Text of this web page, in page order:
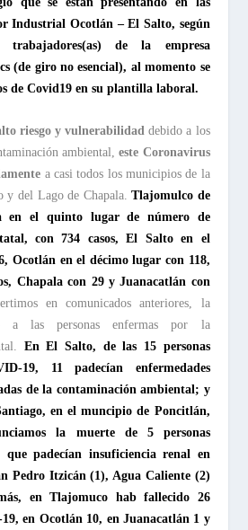
Industrial Ocotlán – El Salto, según
trabajadores(as) de la empresa
(de giro no esencial), al momento se
de Covid19 en su plantilla laboral.
riesgo y vulnerabilidaddebido a los
ambiental,este Coronavirus
a casi todos los municipios de la
y del Lago de Chapala.Tlajomulco de
en el quinto lugar de número de
con 734 casos, El Salto en el
Ocotlán en el décimo lugar con 118,
Chapala con 29 yJuanacatlán con
en comunicados anteriores, la
a las personas enfermas por la
En El Salto, de las 15 personas
19, 11 padecían enfermedades
de la contaminación ambiental; y
en el muncipio de Poncitlán,
la muerte de 5 personas
que padecían insuficiencia renal en
Pedro Itzicán (1), Agua Caliente (2)
en Tlajomuco hab fallecido 26
en Ocotlán 10, en Juanacatlán 1 y